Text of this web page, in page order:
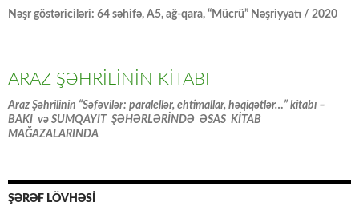
Nəşr göstəriciləri: 64 səhifə, A5, ağ-qara, “Mücrü” Nəşriyyatı / 2020
ARAZ ŞƏHRİLİNİN KİTABI
Araz Şəhrilinin “Səfəvilər: paralellər, ehtimallar, həqiqətlər…” kitabı –
BAKI və SUMQAYIT ŞƏHƏRLƏRİNDƏ ƏSAS KİTAB
MAĞAZALARINDA
ŞƏRƏF LÖVHƏSİ